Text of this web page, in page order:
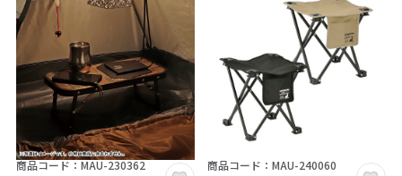
商品コード：MAU-230362 商品コード：MAU-240060